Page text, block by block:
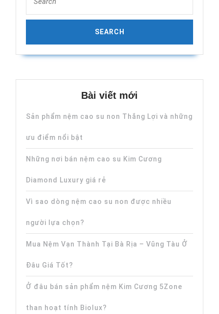
for:
Bài viết mới
Sản phẩm nệm cao su non Thắng Lợi và những
ưu điểm nổi bật
Những nơi bán nệm cao su Kim Cương
Diamond Luxury giá rẻ
Vì sao dòng nệm cao su non được nhiều
người lựa chọn?
Mua Nệm Vạn Thành Tại Bà Rịa – Vũng Tàu Ở
Đâu Giá Tốt?
Ở đâu bán sản phẩm nệm Kim Cương 5Zone
than hoạt tính Biolux?